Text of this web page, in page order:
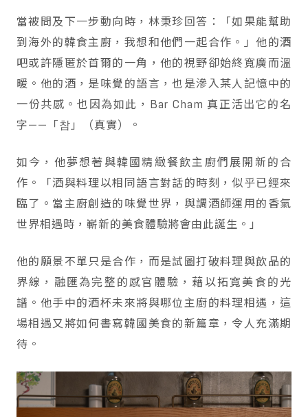
當被問及下一步動向時，林秉珍回答：「如果能幫助
到海外的韓食主廚，我想和他們一起合作。」他的酒
吧或許隱匿於首爾的一角，他的視野卻始終寬廣而溫
暖。他的酒，是味覺的語言，也是滲入某人記憶中的
一份共感。也因為如此，Bar Cham 真正活出它的名
字——「참」（真實）。
如今，他夢想著與韓國精緻餐飲主廚們展開新的合
作。「酒與料理以相同語言對話的時刻，似乎已經來
臨了。當主廚創造的味覺世界，與調酒師運用的香氣
世界相遇時，嶄新的美食體驗將會由此誕生。」
他的願景不單只是合作，而是試圖打破料理與飲品的
界線，融匯為完整的感官體驗，藉以拓寬美食的光
譜。他手中的酒杯未來將與哪位主廚的料理相遇，這
場相遇又將如何書寫韓國美食的新篇章，令人充滿期
待。